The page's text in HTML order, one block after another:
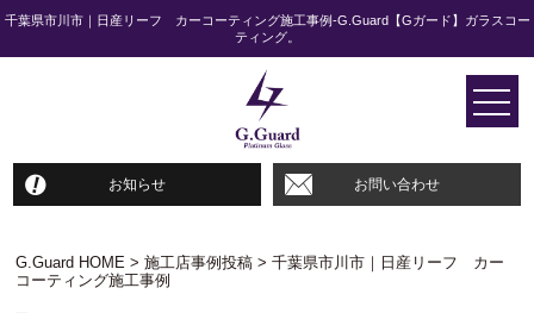
千葉県市川市｜日産リーフ カーコーティング施工事例-G.Guard【Gガード】ガラスコー
ティング。
お知らせ お問い合わせ
G.Guard HOME >施工店事例投稿 >千葉県市川市｜日産リーフ カー
コーティング施工事例